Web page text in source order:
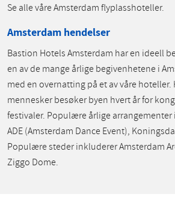
Se alle våre Amsterdam flyplasshoteller.
Amsterdam hendelser
Bastion Hotels Amsterdam har en ideell
en av de mange årlige begivenhetene i
med en overnatting på et av våre
mennesker besøker byen hvert år for
festivaler. Populære årlige arrangementer
ADE (Amsterdam Dance Event),
Populære steder inkluderer Amsterdam
Ziggo Dome.